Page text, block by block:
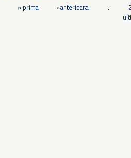
Pagini
« prima ‹ anterioara …